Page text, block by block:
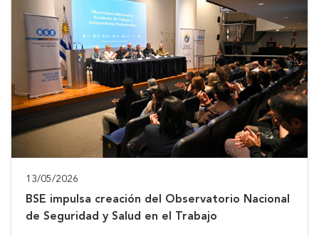
13/05/2026
BSE impulsa creación del Observatorio Nacional
de Seguridad y Salud en el Trabajo